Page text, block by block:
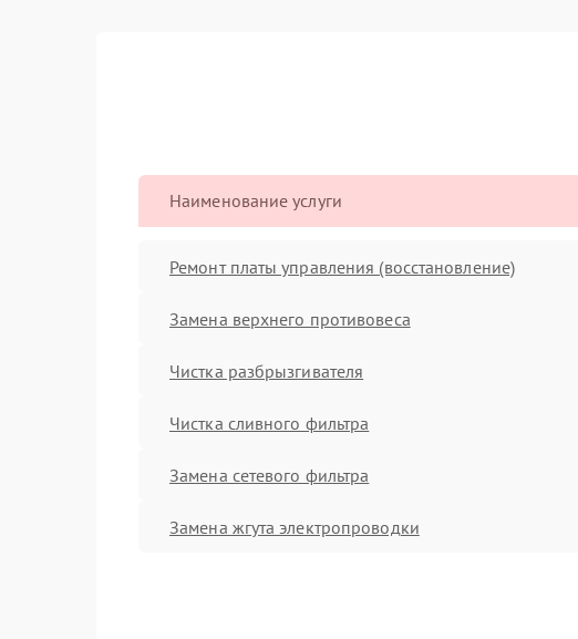
Наименование услуги
Ремонт платы управления (восстановление)
Замена верхнего противовеса
Чистка разбрызгивателя
Чистка сливного фильтра
Замена сетевого фильтра
Замена жгута электропроводки